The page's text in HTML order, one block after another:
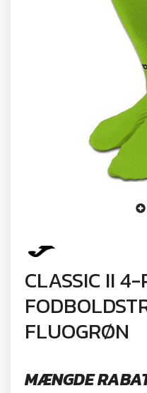
CLASSIC II
FLUOGRØN
MÆNGDE